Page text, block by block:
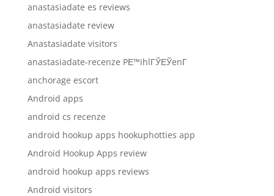
anastasiadate es reviews
anastasiadate review
Anastasiadate visitors
anastasiadate-recenze PЕ™ihlГЎЕЎenГ­
anchorage escort
Android apps
android cs recenze
android hookup apps hookuphotties app
Android Hookup Apps review
android hookup apps reviews
Android visitors